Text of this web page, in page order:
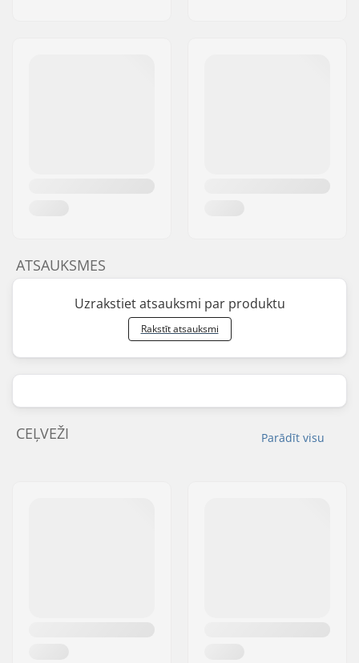
ATSAUKSMES
Uzrakstiet atsauksmi par produktu
Rakstīt atsauksmi
Parādīt visu
CEĻVEŽI